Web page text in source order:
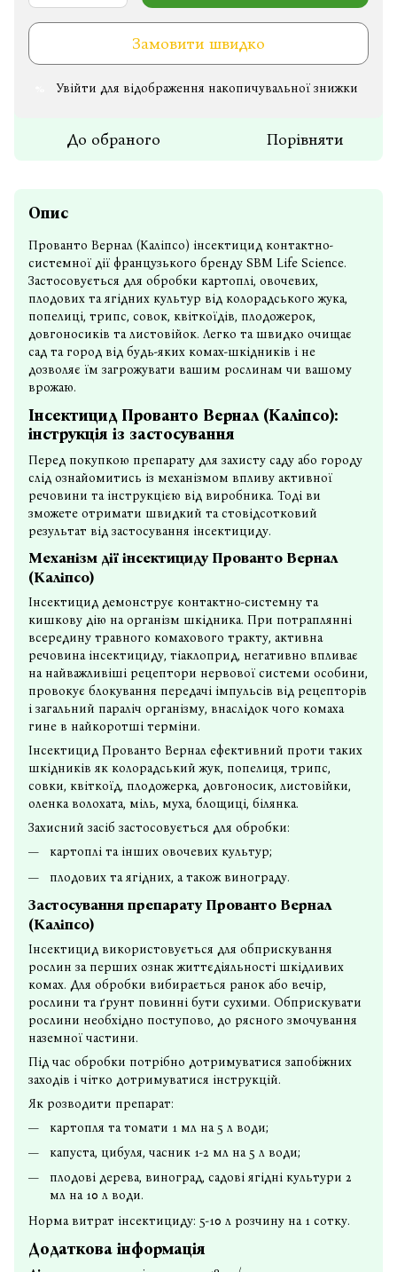
Замовити швидко
Увійти для відображення накопичувальної знижки
До обраного Порівняти
Опис
Прованто Вернал (Каліпсо) інсектицид контактно-
системної дії французького бренду SBM Life Science.
Застосовується для обробки картоплі, овочевих,
плодових та ягідних культур від колорадського жука,
попелиці, трипс, совок, квіткоїдів, плодожерок,
довгоносиків та листовійок. Легко та швидко очищає
сад та город від будь-яких комах-шкідників і не
дозволяє їм загрожувати вашим рослинам чи вашому
врожаю.
Інсектицид Прованто Вернал (Каліпсо):
інструкція із застосування
Перед покупкою препарату для захисту саду або городу
слід ознайомитись із механізмом впливу активної
речовини та інструкцією від виробника. Тоді ви
зможете отримати швидкий та стовідсотковий
результат від застосування інсектициду.
Механізм дії інсектициду Прованто Вернал
(Каліпсо)
Інсектицид демонструє контактно-системну та
кишкову дію на організм шкідника. При потраплянні
всередину травного комахового тракту, активна
речовина інсектициду, тіаклоприд, негативно впливає
на найважливіші рецептори нервової системи особини,
провокує блокування передачі імпульсів від рецепторів
і загальний параліч організму, внаслідок чого комаха
гине в найкоротші терміни.
Інсектицид Прованто Вернал ефективний проти таких
шкідників як колорадський жук, попелиця, трипс,
совки, квіткоїд, плодожерка, довгоносик, листовійки,
оленка волохата, міль, муха, блощиці, білянка.
Захисний засіб застосовується для обробки:
картоплі та інших овочевих культур;
плодових та ягідних, а також винограду.
Застосування препарату Прованто Вернал
(Каліпсо)
Інсектицид використовується для обприскування
рослин за перших ознак життєдіяльності шкідливих
комах. Для обробки вибирається ранок або вечір,
рослини та ґрунт повинні бути сухими. Обприскувати
рослини необхідно поступово, до рясного змочування
наземної частини.
Під час обробки потрібно дотримуватися запобіжних
заходів і чітко дотримуватися інструкцій.
Як розводити препарат:
картопля та томати 1 мл на 5 л води;
капуста, цибуля, часник 1-2 мл на 5 л води;
плодові дерева, виноград, садові ягідні культури 2
мл на 10 л води.
Норма витрат інсектициду: 5-10 л розчину на 1 сотку.
Додаткова інформація